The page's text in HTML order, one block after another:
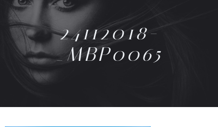
24112018-
_MBP0065